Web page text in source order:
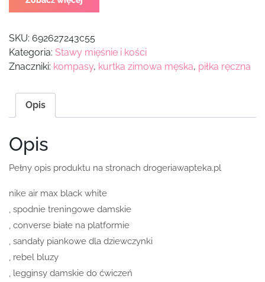
SKU: 692627243c55
Kategoria: Stawy mięśnie i kości
Znaczniki: kompasy, kurtka zimowa męska, piłka ręczna
Opis
Opis
Pełny opis produktu na stronach drogeriawapteka.pl
nike air max black white
, spodnie treningowe damskie
, converse białe na platformie
, sandały piankowe dla dziewczynki
, rebel bluzy
, legginsy damskie do ćwiczeń